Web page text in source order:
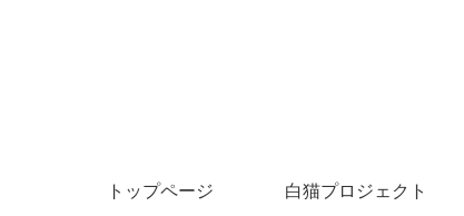
トップページ 白猫プロジェクト